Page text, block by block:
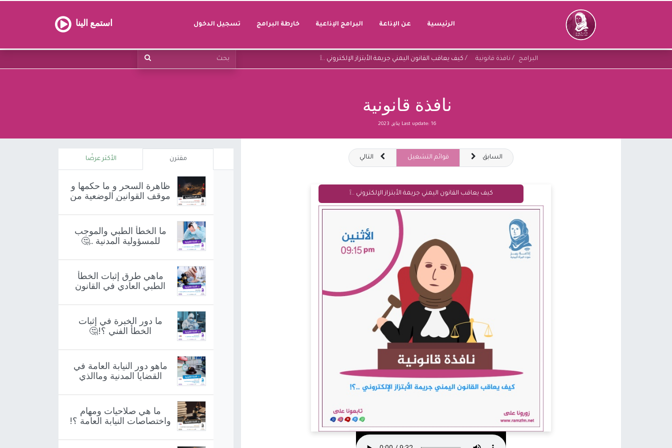
الرئيسية عن الإذاعة البرامج الإذاعية خارطة البرامج تسجيل الدخول استمع الينا
البرامج نافذة قانونية كيف يعاقب القانون اليمني جريمة الأبتزاز الإلكتروني ..❕
نافذة قانونية
Last update: 16 يناير, 2023
مقترن الأكثر عرضًا
ظاهرة السحر و ما حكمها و
موقف القوانين الوضعية من
ما الخطأ الطبي والموجب
للمسؤولية المدنية ..🤔
ماهي طرق إثبات الخطأ
الطبي العادي في القانون
ما دور الخبرة في إثبات
الخطأ الفني ؟!🤔
ماهو دور النيابة العامة في
القضايا المدنية وماالذي
ما هي صلاحيات ومهام
واختصاصات النيابة العامة ؟!
التالي قوائم التشغيل السابق
كيف يعاقب القانون اليمني جريمة الأبتزاز الإلكتروني ..❕
كيف يمكن أن نساعد؟ اتصل بنا
775802021
info@RamzFM.net